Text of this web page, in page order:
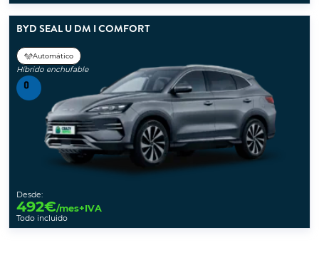
BYD SEAL U DM I COMFORT
Automático
Híbrido enchufable
Desde:
492€/mes+IVA
Todo incluido